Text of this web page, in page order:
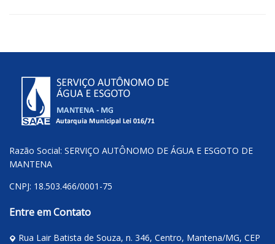
Razão Social: SERVIÇO AUTÔNOMO DE ÁGUA E ESGOTO DE
MANTENA
CNPJ: 18.503.466/0001-75
Entre em Contato
Rua Lair Batista de Souza, n. 346, Centro, Mantena/MG, CEP